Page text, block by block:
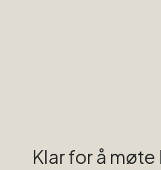
Klar for å møte